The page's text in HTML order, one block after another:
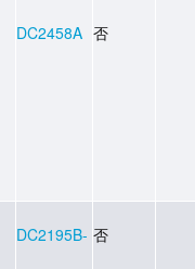
DC2458A 否
DC2195B- 否